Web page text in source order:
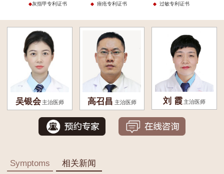
灰指甲专利证书 痤疮专利证书 过敏专利证书
吴银会 主治医师 高召昌 主治医师 刘 霞 主治医师
Symptoms 相关新闻